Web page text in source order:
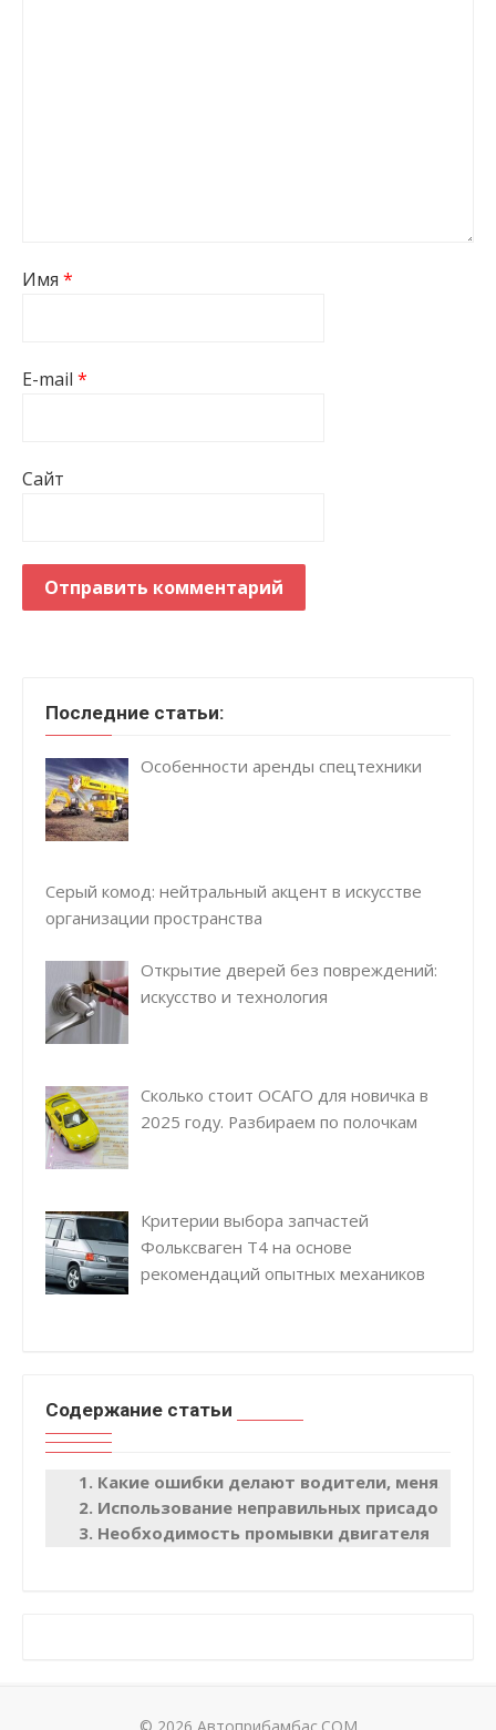
Имя *
E-mail *
Сайт
Последние статьи:
Особенности аренды спецтехники
Серый комод: нейтральный акцент в искусстве
организации пространства
Открытие дверей без повреждений:
искусство и технология
Сколько стоит ОСАГО для новичка в
2025 году. Разбираем по полочкам
Критерии выбора запчастей
Фольксваген Т4 на основе
рекомендаций опытных механиков
Содержание статьи
Какие ошибки делают водители, меняя
Использование неправильных присадок
Необходимость промывки двигателя
© 2026 Автоприбамбас.COM